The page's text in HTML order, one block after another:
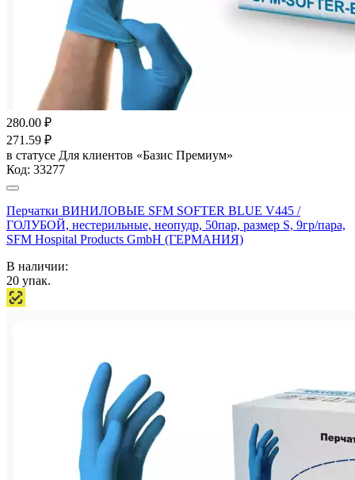
280.00 ₽
271.59 ₽
в статусе Для клиентов «Базис Премиум»
Код: 33277
Перчатки ВИНИЛОВЫЕ SFM SOFTER BLUE V445 /
ГОЛУБОЙ, нестерильные, неопудр, 50пар, размер S, 9гр/пара,
SFM Hospital Products GmbH (ГЕРМАНИЯ)
В наличии:
20 упак.